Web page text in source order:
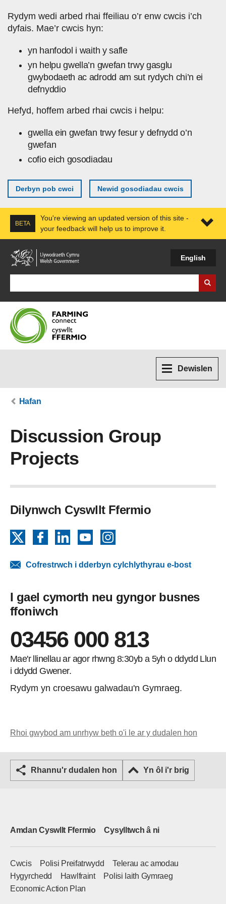
Rydym wedi arbed rhai ffeiliau o’r enw cwcis i’ch
dyfais. Mae’r cwcis hyn:
yn hanfodol i waith y safle
yn helpu gwella’n gwefan trwy gasglu
gwybodaeth ac adrodd am sut rydych chi’n ei
defnyddio
Hefyd, hoffem arbed rhai cwcis i helpu:
gwella ein gwefan trwy fesur y defnydd o’n
gwefan
cofio eich gosodiadau
Derbyn pob cwci Newid gosodiadau cwcis
BETA
You're viewing an updated version of this site -
your feedback will help us to improve it.
English
Dewislen
Hafan
Discussion Group
Projects
Dilynwch Cyswllt Ffermio
FacebookLinkedInYouTube
Cofrestrwch i dderbyn cylchlythyrau e-bost
I gael cymorth neu gyngor busnes
ffoniwch
03456 000 813
Mae'r llinellau ar agor rhwng 8:30yb a 5yh o ddydd Llun
i ddydd Gwener.
Rydym yn croesawu galwadau'n Gymraeg.
Rhoi gwybod am unrhyw beth o'i le ar y dudalen hon
Rhannu'r dudalen hon Yn ôl i'r brig
Amdan Cyswllt Ffermio Cysylltwch â ni
Cwcis Polisi Preifatrwydd
Telerau ac amodau
Hygyrchedd
Hawlfraint
Polisi Iaith Gymraeg
Economic Action Plan